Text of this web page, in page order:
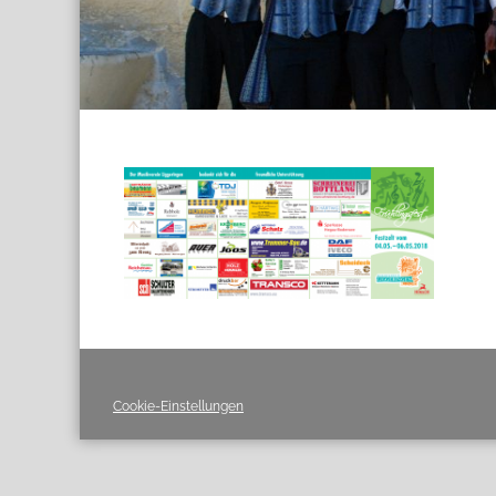
Cookie-Einstellungen